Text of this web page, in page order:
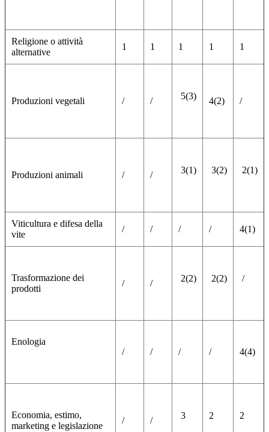
Religione o attività
alternative
1 1 1 1 1
Produzioni vegetali / / 5(3) 4(2) /
Produzioni animali / / 3(1) 3(2) 2(1)
Viticultura e difesa della
vite
/ / / / 4(1)
Trasformazione dei
prodotti
/ / 2(2) 2(2) /
Enologia
/
/ / / 4(4)
Economia, estimo,
marketing e legislazione
/ / 3 2 2